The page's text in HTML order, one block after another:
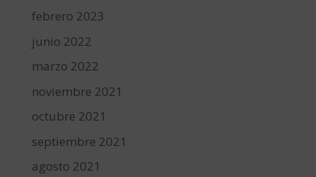
febrero 2023
junio 2022
marzo 2022
noviembre 2021
octubre 2021
septiembre 2021
agosto 2021